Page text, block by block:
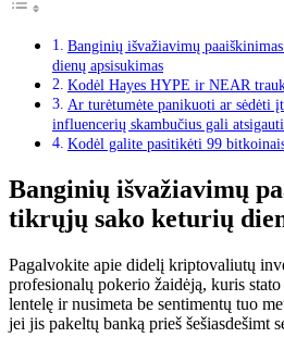
Banginių išvažiavimų
dienų apsisukimas
Kodėl Hayes HYPE ir NEAR
Ar turėtumėte panikuoti ar sėdėti
influencerių skambučius gali atsigauti
Kodėl galite pasitikėti 99
Banginių išvažiavimų
tikrųjų sako keturių
Pagalvokite apie didelį kriptovaliutų
profesionalų pokerio žaidėją, kuris
lentelę ir nusimeta be sentimentų tuo
jei jis pakeltų banką prieš šešiasdešimt